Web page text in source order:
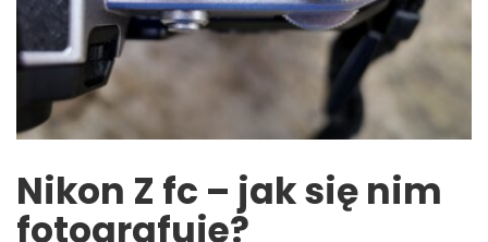
Nikon Z fc – jak się nim
fotografuje?